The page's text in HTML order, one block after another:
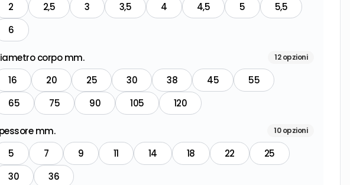
2
2,5 3 3,5 4 4,5 5
5,5
6
corpo mm. 12 opzioni
16 20 25 30 38 45
55
65
75 90 105 120
mm. 10 opzioni
5 7 9 11 14 18 22
25
30
36